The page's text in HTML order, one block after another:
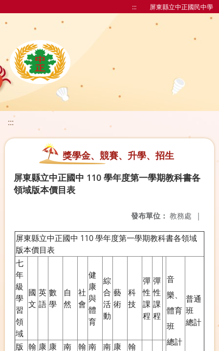
::: 屏東縣立中正國民中學
:::
獎學金、競賽、升學、招生
屏東縣立中正國中 110 學年度第一學期教科書各
領域版本價目表
發布單位： 教務處 |
屏東縣立中正國中 110 學年度第一學期教科書各領域
版本價目表
七
年
級
學
習
領
域
國
文
英
語
數
學
自
然
社
會
健
康
與
體
育
綜
合
活
動
藝
術
科
技
彈
性
課
程
彈
性
課
程
音
樂、
體育
班
總計
普通
班
總計
版 翰 康 康
南
翰 南
南 康
翰